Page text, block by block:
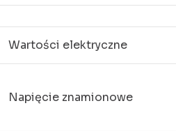
Wartości elektryczne
Napięcie znamionowe